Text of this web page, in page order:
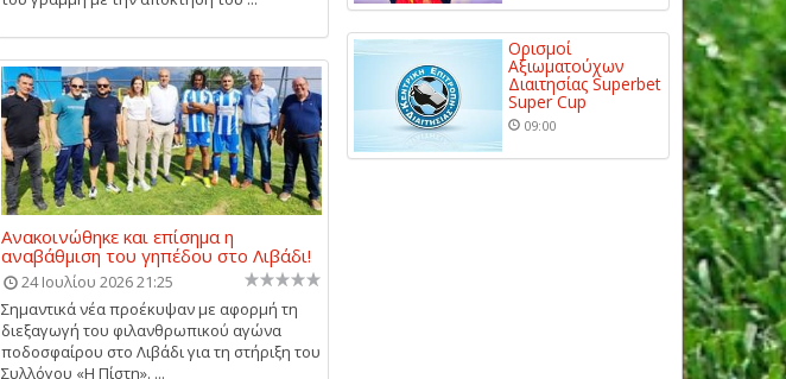
Ανακοινώθηκε και επίσημα η
αναβάθμιση του γηπέδου στο Λιβάδι!
24 Ιουλίου 2026 21:25
Σημαντικά νέα προέκυψαν με αφορμή τη
διεξαγωγή του φιλανθρωπικού αγώνα
ποδοσφαίρου στο Λιβάδι για τη στήριξη του
Συλλόγου «Η Πίστη». ...
Ορισμοί
Αξιωματούχων
Διαιτησίας Superbet
Super Cup
09:00